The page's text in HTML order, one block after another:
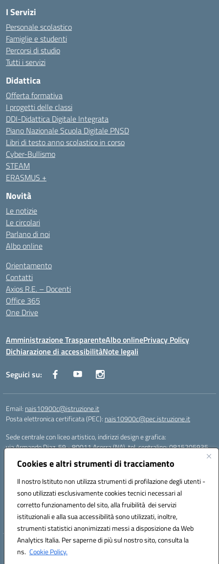
Cookies e altri strumenti di tracciamento
Il nostro Istituto non utilizza strumenti di profilazione degli utenti -
sono utilizzati esclusivamente cookies tecnici necessari al
corretto funzionamento del sito, alla fruibilità dei servizi
istituzionali e alla sua accessibilità sono utilizzati, inoltre,
strumenti statistici anonimizzati messi a disposizione da Web
Analytics Italia. Per saperne di più sul nostro sito, consulta la
ns. Cookie Policy.
I Servizi
Personale scolastico
Famiglie e studenti
Percorsi di studio
Tutti i servizi
Didattica
Offerta formativa
I progetti delle classi
DDI-Didattica Digitale Integrata
Piano Nazionale Scuola Digitale PNSD
Libri di testo anno scolastico in corso
Cyber-Bullismo
STEAM
ERASMUS +
Novità
Le notizie
Le circolari
Parlano di noi
Albo online
Orientamento
Contatti
Axios R.E. – Docenti
Office 365
One Drive
Amministrazione TrasparenteAlbo onlinePrivacy Policy
Dichiarazione di accessibilitàNote legali
Seguici su:
Email: nais10900c@istruzione.it
Posta elettronica certificata (PEC): nais10900c@pec.istruzione.it
Sede centrale con liceo artistico, indirizzi design e grafica:
via Armando Diaz, 59 - 80011 Acerra (NA), tel. centralino: 0815205935
via T. Campanella, 80011 Acerra (NA), tel/fax: 0818850905
Sede succursale con liceo musicale:
via S. Pellico, 80011 Acerra (NA), tel: 08119660921
Email: nais10900c@istruzione.it | PEC: nais10900c@pec.istruzione.it |
Nome Ufficio PA: Uff_eFatturaPA | Codice Univoco ufficio: UFOYYV |
C.Fisc: 93056740637
Hosting & Powered by 3D Solution S.r.l.
Concept & Design by Designers Italia